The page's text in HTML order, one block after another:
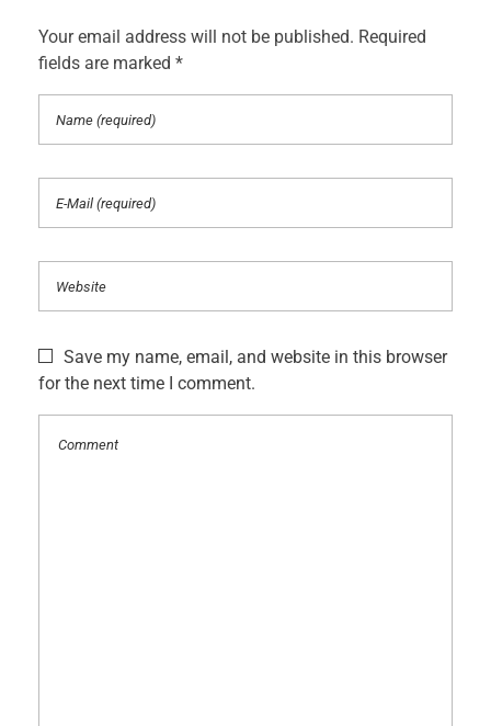
Your email address will not be published. Required
fields are marked *
Save my name, email, and website in this browser
for the next time I comment.